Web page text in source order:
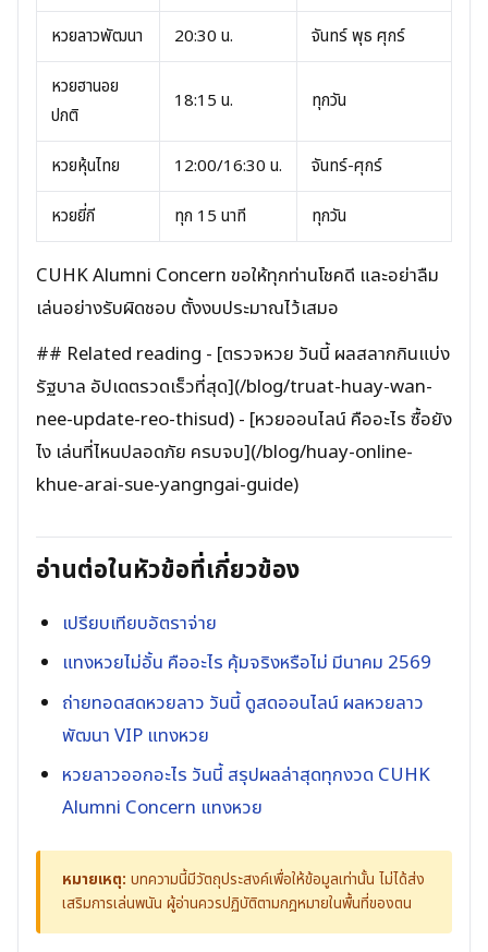
หวยลาวพัฒนา
20:30 น.
จันทร์ พุธ ศุกร์
หวยฮานอย
ปกติ
18:15 น. ทุกวัน
หวยหุ้นไทย 12:00/16:30 น.
จันทร์-ศุกร์
หวยยี่กี
ทุก 15 นาที ทุกวัน
CUHK Alumni Concern ขอให้ทุกท่านโชคดี และอย่าลืม
เล่นอย่างรับผิดชอบ ตั้งงบประมาณไว้เสมอ
## Related reading - [ตรวจหวย วันนี้ ผลสลากกินแบ่ง
รัฐบาล อัปเดตรวดเร็วที่สุด](/blog/truat-huay-wan-
nee-update-reo-thisud) - [หวยออนไลน์ คืออะไร ซื้อยัง
ไง เล่นที่ไหนปลอดภัย ครบจบ](/blog/huay-online-
khue-arai-sue-yangngai-guide)
อ่านต่อในหัวข้อที่เกี่ยวข้อง
เปรียบเทียบอัตราจ่าย
แทงหวยไม่อั้น คืออะไร คุ้มจริงหรือไม่ มีนาคม 2569
ถ่ายทอดสดหวยลาว วันนี้ ดูสดออนไลน์ ผลหวยลาว
พัฒนา VIP แทงหวย
หวยลาวออกอะไร วันนี้ สรุปผลล่าสุดทุกงวด CUHK
Alumni Concern แทงหวย
หมายเหตุ: บทความนี้มีวัตถุประสงค์เพื่อให้ข้อมูลเท่านั้น ไม่ได้ส่ง
เสริมการเล่นพนัน ผู้อ่านควรปฏิบัติตามกฎหมายในพื้นที่ของตน